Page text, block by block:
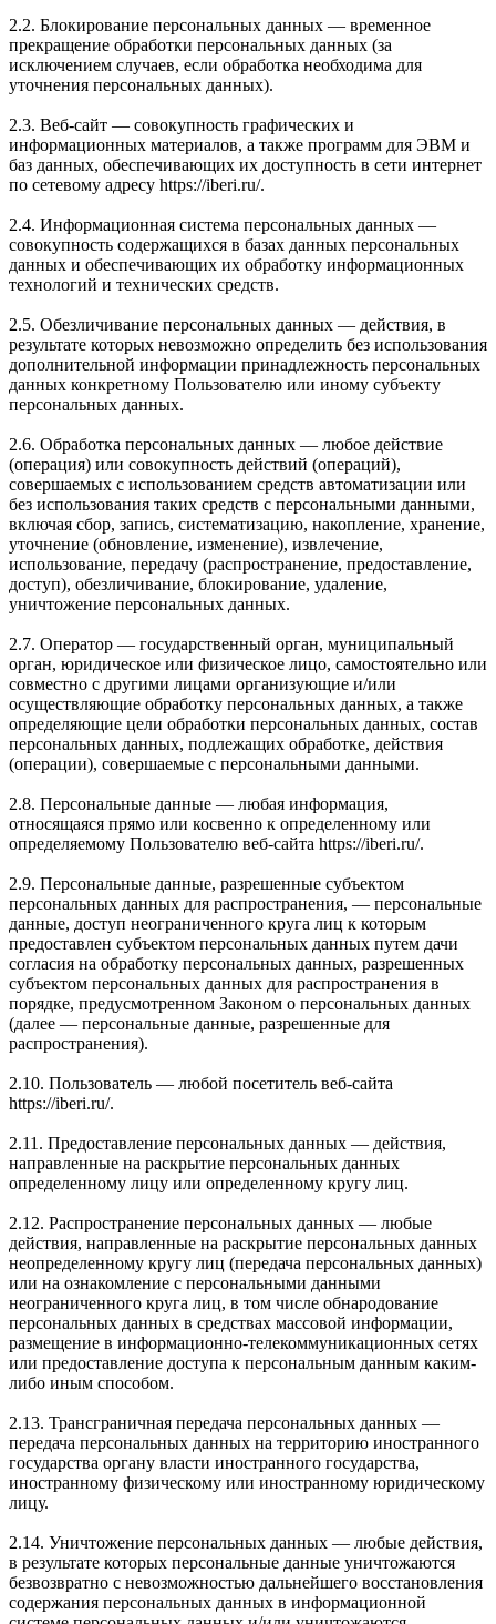
2.2. Блокирование персональных данных — временное
прекращение обработки персональных данных (за
исключением случаев, если обработка необходима для
уточнения персональных данных).
2.3. Веб-сайт — совокупность графических и
информационных материалов, а также программ для ЭВМ и
баз данных, обеспечивающих их доступность в сети интернет
по сетевому адресу https://iberi.ru/.
2.4. Информационная система персональных данных —
совокупность содержащихся в базах данных персональных
данных и обеспечивающих их обработку информационных
технологий и технических средств.
2.5. Обезличивание персональных данных — действия, в
результате которых невозможно определить без использования
дополнительной информации принадлежность персональных
данных конкретному Пользователю или иному субъекту
персональных данных.
2.6. Обработка персональных данных — любое действие
(операция) или совокупность действий (операций),
совершаемых с использованием средств автоматизации или
без использования таких средств с персональными данными,
включая сбор, запись, систематизацию, накопление, хранение,
уточнение (обновление, изменение), извлечение,
использование, передачу (распространение, предоставление,
доступ), обезличивание, блокирование, удаление,
уничтожение персональных данных.
2.7. Оператор — государственный орган, муниципальный
орган, юридическое или физическое лицо, самостоятельно или
совместно с другими лицами организующие и/или
осуществляющие обработку персональных данных, а также
определяющие цели обработки персональных данных, состав
персональных данных, подлежащих обработке, действия
(операции), совершаемые с персональными данными.
2.8. Персональные данные — любая информация,
относящаяся прямо или косвенно к определенному или
определяемому Пользователю веб-сайта https://iberi.ru/.
2.9. Персональные данные, разрешенные субъектом
персональных данных для распространения, — персональные
данные, доступ неограниченного круга лиц к которым
предоставлен субъектом персональных данных путем дачи
согласия на обработку персональных данных, разрешенных
субъектом персональных данных для распространения в
порядке, предусмотренном Законом о персональных данных
(далее — персональные данные, разрешенные для
распространения).
2.10. Пользователь — любой посетитель веб-сайта
https://iberi.ru/.
2.11. Предоставление персональных данных — действия,
направленные на раскрытие персональных данных
определенному лицу или определенному кругу лиц.
2.12. Распространение персональных данных — любые
действия, направленные на раскрытие персональных данных
неопределенному кругу лиц (передача персональных данных)
или на ознакомление с персональными данными
неограниченного круга лиц, в том числе обнародование
персональных данных в средствах массовой информации,
размещение в информационно-телекоммуникационных сетях
или предоставление доступа к персональным данным каким-
либо иным способом.
2.13. Трансграничная передача персональных данных —
передача персональных данных на территорию иностранного
государства органу власти иностранного государства,
иностранному физическому или иностранному юридическому
лицу.
2.14. Уничтожение персональных данных — любые действия,
в результате которых персональные данные уничтожаются
безвозвратно с невозможностью дальнейшего восстановления
содержания персональных данных в информационной